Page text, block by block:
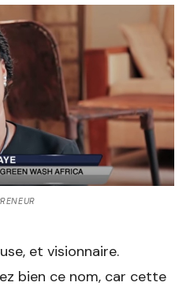
et visionnaire.
bien ce nom, car cette